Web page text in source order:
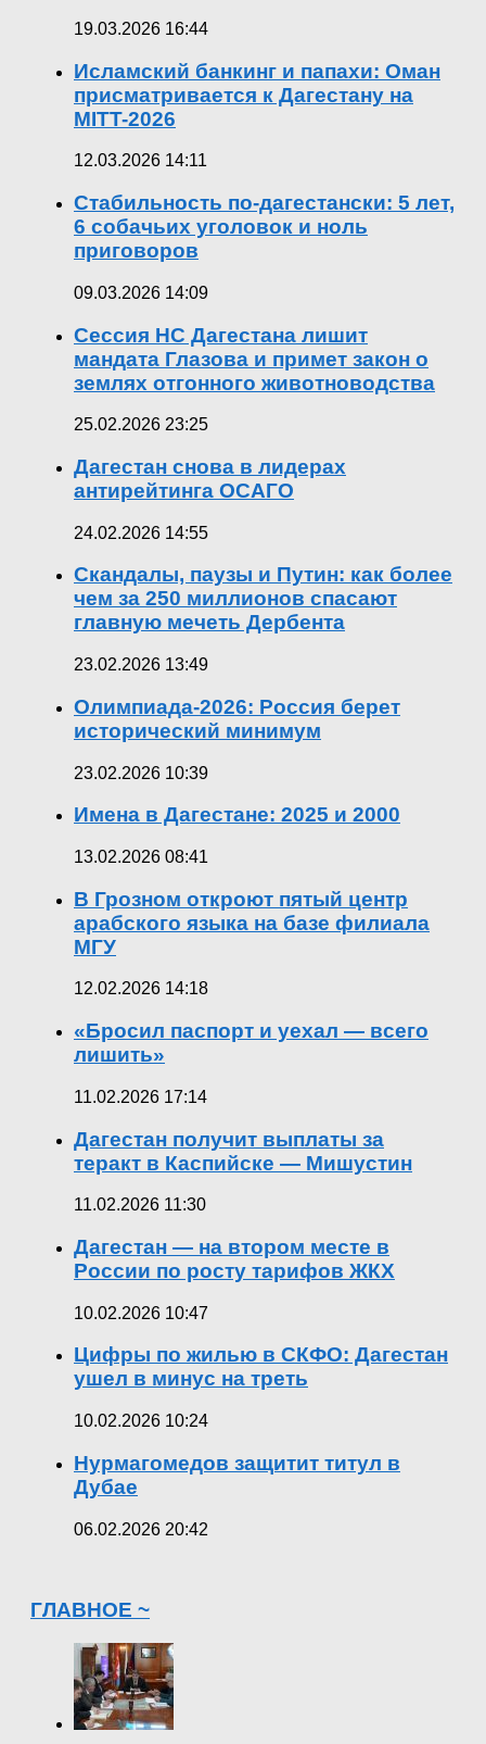
19.03.2026 16:44
Исламский банкинг и папахи: Оман
присматривается к Дагестану на
MITT-2026
12.03.2026 14:11
Стабильность по-дагестански: 5 лет,
6 собачьих уголовок и ноль
приговоров
09.03.2026 14:09
Сессия НС Дагестана лишит
мандата Глазова и примет закон о
землях отгонного животноводства
25.02.2026 23:25
Дагестан снова в лидерах
антирейтинга ОСАГО
24.02.2026 14:55
Скандалы, паузы и Путин: как более
чем за 250 миллионов спасают
главную мечеть Дербента
23.02.2026 13:49
Олимпиада-2026: Россия берет
исторический минимум
23.02.2026 10:39
Имена в Дагестане: 2025 и 2000
13.02.2026 08:41
В Грозном откроют пятый центр
арабского языка на базе филиала
МГУ
12.02.2026 14:18
«Бросил паспорт и уехал — всего
лишить»
11.02.2026 17:14
Дагестан получит выплаты за
теракт в Каспийске — Мишустин
11.02.2026 11:30
Дагестан — на втором месте в
России по росту тарифов ЖКХ
10.02.2026 10:47
Цифры по жилью в СКФО: Дагестан
ушел в минус на треть
10.02.2026 10:24
Нурмагомедов защитит титул в
Дубае
06.02.2026 20:42
ГЛАВНОЕ ~